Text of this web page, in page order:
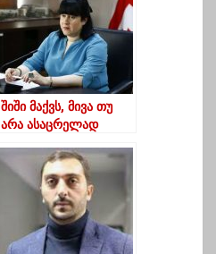
შიში მაქვს, მივა თუ
არა ასაცრელად
გაბუნია